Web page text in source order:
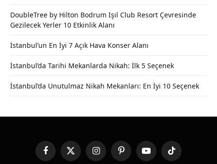
DoubleTree by Hilton Bodrum Işıl Club Resort Çevresinde
Gezilecek Yerler 10 Etkinlik Alanı
İstanbul’un En İyi 7 Açık Hava Konser Alanı
İstanbul’da Tarihi Mekanlarda Nikah: İlk 5 Seçenek
İstanbul’da Unutulmaz Nikah Mekanları: En İyi 10 Seçenek
FacebookX
InstagramPinterestYouTubeTikTok